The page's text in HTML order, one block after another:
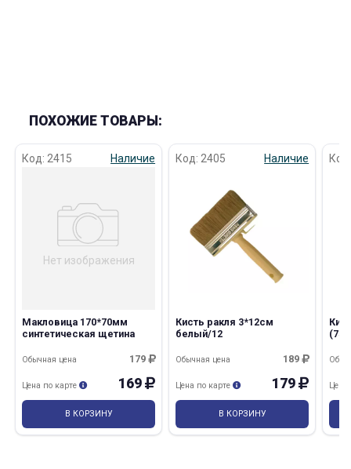
ПОХОЖИЕ ТОВАРЫ:
Код: 2415 Наличие
Нет изображения
Макловица 170*70мм
синтетическая щетина
179
Обычная цена
169
Цена по карте
В КОРЗИНУ
Код: 2405 Наличие
Кисть ракля 3*12см
белый/12
189
Обычная цена
179
Цена по карте
В КОРЗИНУ
Цена